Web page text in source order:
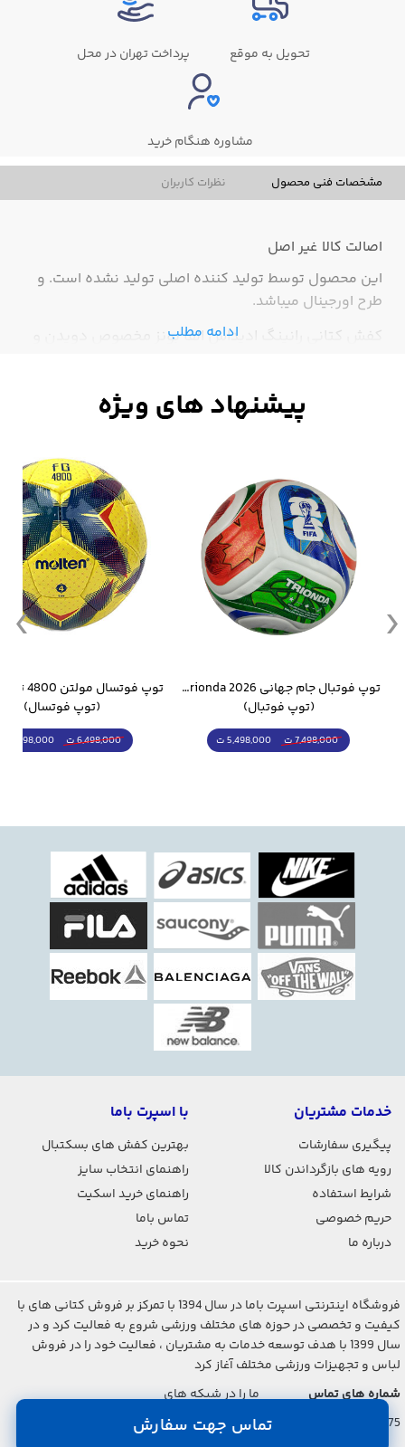
تماس جهت سفارش
تحویل به موقع پرداخت تهران در محل
مشاوره هنگام خرید
مشخصات فنی محصول نظرات کاربران
اصالت کالا غیر اصل
این محصول توسط تولید کننده اصلی تولید نشده است. و
طرح اورجینال میباشد.
کفش کتانی رانینگ ادیداس الفا بونز مخصوص دویدن و
ادامه مطلب
توپ فوتبال جام جهانی 2026 Trionda مشابه اورجینال
(توپ فوتبال)
7,498,000 ت 5,498,000 ت
(توپ فوتسال)
6,498,000 ت 5,298,000 ت
خدمات مشتریان
پیگیری سفارشات
رویه های بازگرداندن کالا
شرایط استفاده
حریم خصوصی
درباره ما
با اسپرت باما
بهترین کفش های بسکتبال
راهنمای انتخاب سایز
راهنمای خرید اسکیت
تماس باما
نحوه خرید
فروشگاه اینترنتی اسپرت باما در سال 1394 با تمرکز بر فروش کتانی های با
کیفیت و تخصصی در حوزه های مختلف ورزشی شروع به فعالیت کرد و در
سال 1399 با هدف توسعه خدمات به مشتریان ، فعالیت خود را در فروش
لباس و تجهیزات ورزشی مختلف آغاز کرد
شماره های تماس
021-2842-7275
ما را در شبکه های
اجتماعی دنبال کنید